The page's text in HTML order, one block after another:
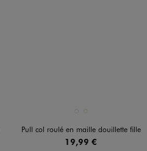
Pull col roulé en maille douillette fille
19,99 €